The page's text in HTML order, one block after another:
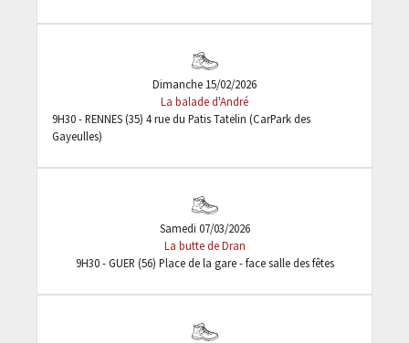
Dimanche 15/02/2026
La balade d'André
9H30 - RENNES (35) 4 rue du Patis Tatelin (CarPark des
Gayeulles)
Samedi 07/03/2026
La butte de Dran
9H30 - GUER (56) Place de la gare - face salle des fêtes